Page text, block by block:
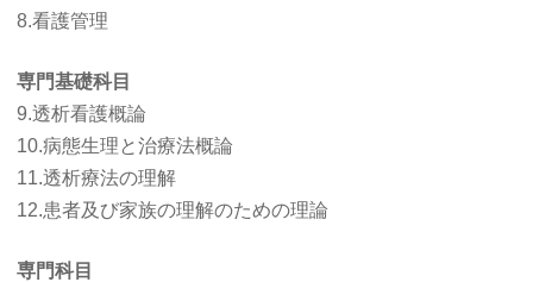
8.看護管理
専門基礎科目
9.透析看護概論
10.病態生理と治療法概論
11.透析療法の理解
12.患者及び家族の理解のための理論
専門科目